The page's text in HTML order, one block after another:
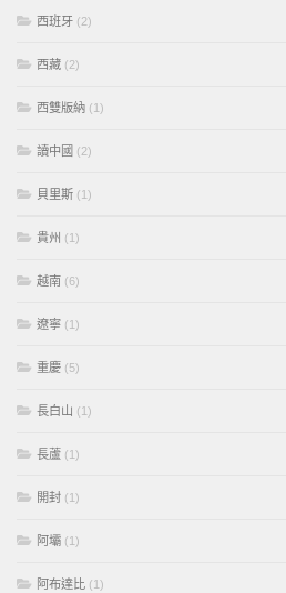
西班牙 (2)
西藏 (2)
西雙版納 (1)
讀中國 (2)
貝里斯 (1)
貴州 (1)
越南 (6)
遼寧 (1)
重慶 (5)
長白山 (1)
長蘆 (1)
開封 (1)
阿壩 (1)
阿布達比 (1)